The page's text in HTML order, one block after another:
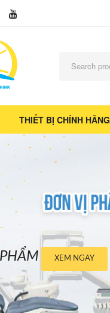
THIẾT BỊ CHÍNH HÃNG
XEM NGAY